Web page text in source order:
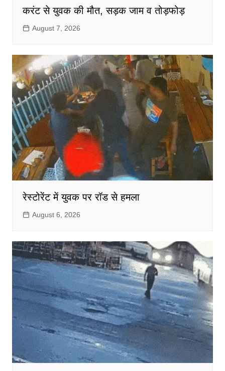
करंट से युवक की मौत, सड़क जाम व तोड़फोड़
August 7, 2026
रेस्टोरेंट में युवक पर रॉड से हमला
August 6, 2026